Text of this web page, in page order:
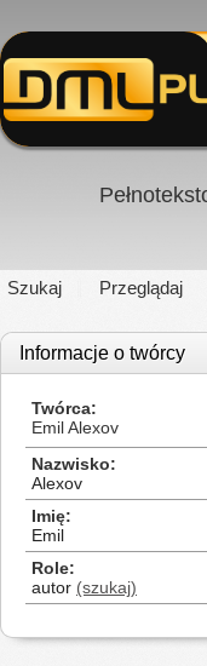
Szukaj Przeglądaj
Informacje o twórcy
Twórca
Emil Alexov
Nazwisko
Alexov
Imię
Emil
Role
autor (szukaj)